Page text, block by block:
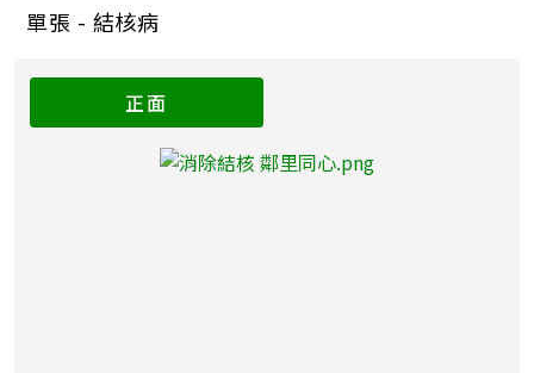
單張 - 結核病
正面